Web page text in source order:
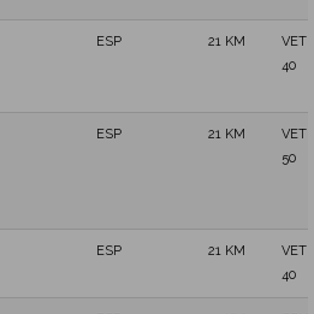
ESP 21 KM
40
ESP 21 KM
50
ESP 21 KM
40